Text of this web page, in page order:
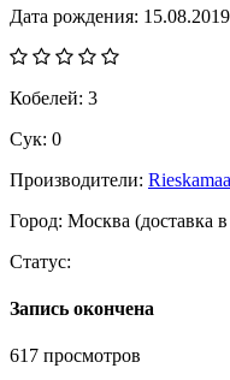
Дата рождения: 15.08.2019
Кобелей: 3
Сук: 0
Производители:
Город: Москва (доставка
Статус:
Запись окончена
617 просмотров